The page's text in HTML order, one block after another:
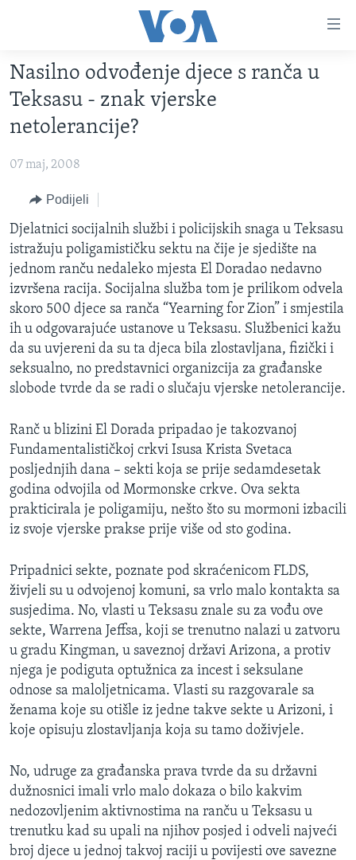
glavni
sadržaj
na
glavnu
navigaciju
pretragu
VIDEO
FOTOGRAFIJE DANA
VIJESTI
SJEDINJENE AMERIČKE DRŽAVE
BOSNA I HERCEGOVINA
SVIJET
NAUKA I TEHNOLOGIJA
SPECIJALNI PROJEKTI
KORUPCIJA
SLOBODA MEDIJA
ŽENSKA STRANA
IZBJEGLIČKA STRANA
MAGAZIN
Learning English
PRATITE NAS
Jezici
Nasilno odvođenje djece s ranča u
Teksasu - znak vjerske
netolerancije?
07 maj, 2008
Podijeli
Djelatnici socijalnih službi i policijskih snaga u Teksasu
istražuju poligamističku sektu na čije je sjedište na
jednom ranču nedaleko mjesta El Doradao nedavno
izvršena racija. Socijalna služba tom je prilikom odvela
skoro 500 djece sa ranča “Yearning for Zion” i smjestila
ih u odgovarajuće ustanove u Teksasu. Službenici kažu
da su uvjereni da su ta djeca bila zlostavljana, fizički i
seksualno, no predstavnici organizcija za građanske
slobode tvrde da se radi o slučaju vjerske netolerancije.
Ranč u blizini El Dorada pripadao je takozvanoj
Fundamentalističkoj crkvi Isusa Krista Svetaca
posljednjih dana – sekti koja se prije sedamdesetak
godina odvojila od Mormonske crkve. Ova sekta
prakticirala je poligamiju, nešto što su mormoni izbacili
iz svoje vjerske prakse prije više od sto godina.
Pripadnici sekte, poznate pod skraćenicom FLDS,
živjeli su u odvojenoj komuni, sa vrlo malo kontakta sa
susjedima. No, vlasti u Teksasu znale su za vođu ove
sekte, Warrena Jeffsa, koji se trenutno nalazi u zatvoru
u gradu Kingman, u saveznoj državi Arizona, a protiv
njega je podiguta optužnica za incest i seksulane
odnose sa maloljetnicama. Vlasti su razgovarale sa
ženama koje su otišle iz jedne takve sekte u Arizoni, i
koje opisuju zlostavljanja koja su tamo doživjele.
No, udruge za građanska prava tvrde da su državni
dužnosnici imali vrlo malo dokaza o bilo kakvim
nedozovljenim aktivnostima na ranču u Teksasu u
trenutku kad su upali na njihov posjed i odveli najveći
broj djece u jednoj takvoj raciji u povijesti ove savezne